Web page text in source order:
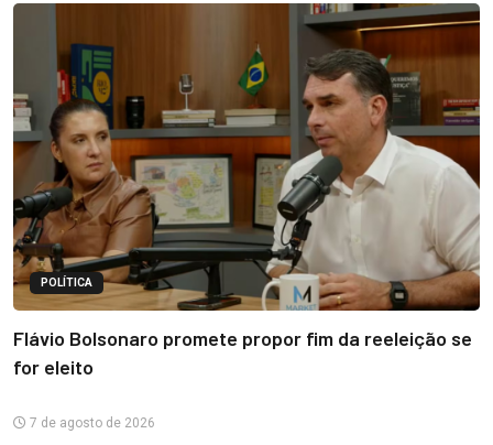
POLÍTICA
Flávio Bolsonaro promete propor fim da reeleição se
for eleito
7 de agosto de 2026